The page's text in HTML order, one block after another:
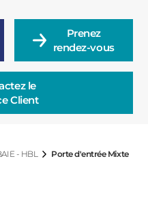
Prenez
rendez-vous
le
Client
- HBL Porte d'entrée Mixte